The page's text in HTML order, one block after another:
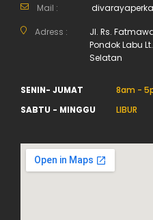
Mail :
Adress :
Jl. Rs.
Pondok Labu
Selatan
SENIN- JUMAT
8am -
SABTU - MINGGU
LIBUR